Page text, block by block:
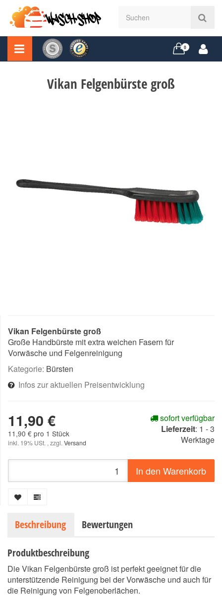
0
Vikan Felgenbürste groß
Vikan Felgenbürste groß
Große Handbürste mit extra weichen Fasern für
Vorwäsche und Felgenreinigung
Kategorie: Bürsten
Infos zur aktuellen Preisentwicklung
11,90 €
11,90 € pro 1 Stück
inkl. 19% USt. , zzgl. Versand
sofort verfügbar
Lieferzeit: 1 - 3
Werktage
In den Warenkorb
Beschreibung Bewertungen
Produktbeschreibung
Die Vikan Felgenbürste groß ist perfekt geeignet für die
unterstützende Reinigung bei der Vorwäsche und auch für
die Reinigung von Felgenoberlächen.